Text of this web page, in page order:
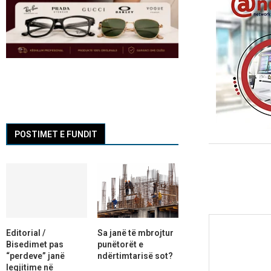
POSTIMET E FUNDIT
Editorial /
Bisedimet pas
“perdeve” janë
legjitime në
Sa janë të mbrojtur
punëtorët e
ndërtimtarisë sot?